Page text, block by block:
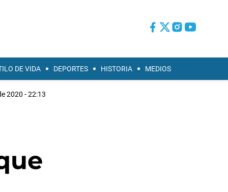
DE VIDA DEPORTES HISTORIA MEDIOS
2020 - 22:13